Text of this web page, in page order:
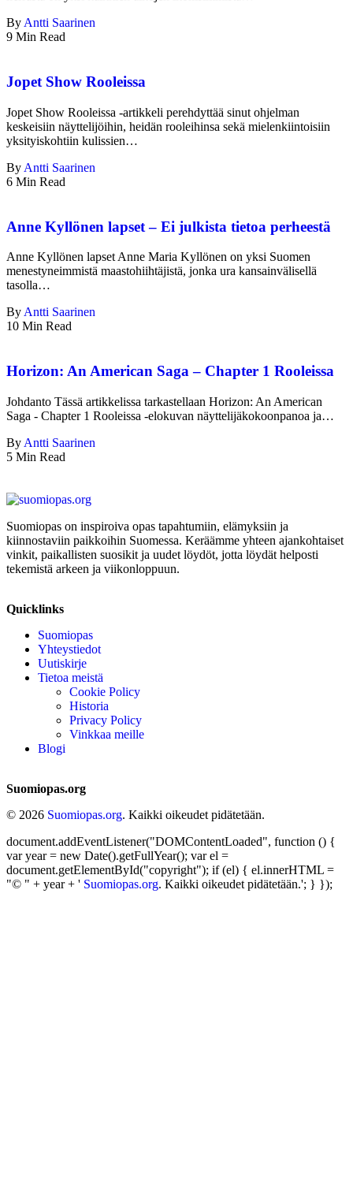
By Antti Saarinen
9 Min Read
Jopet Show Rooleissa
Jopet Show Rooleissa -artikkeli perehdyttää sinut ohjelman
keskeisiin näyttelijöihin, heidän rooleihinsa sekä mielenkiintoisiin
yksityiskohtiin kulissien…
By Antti Saarinen
6 Min Read
Anne Kyllönen lapset – Ei julkista tietoa perheestä
Anne Kyllönen lapset Anne Maria Kyllönen on yksi Suomen
menestyneimmistä maastohiihtäjistä, jonka ura kansainvälisellä
tasolla…
By Antti Saarinen
10 Min Read
Horizon: An American Saga – Chapter 1 Rooleissa
Johdanto Tässä artikkelissa tarkastellaan Horizon: An American
Saga - Chapter 1 Rooleissa -elokuvan näyttelijäkokoonpanoa ja…
By Antti Saarinen
5 Min Read
Suomiopas on inspiroiva opas tapahtumiin, elämyksiin ja
kiinnostaviin paikkoihin Suomessa. Keräämme yhteen ajankohtaiset
vinkit, paikallisten suosikit ja uudet löydöt, jotta löydät helposti
tekemistä arkeen ja viikonloppuun.
Quicklinks
Suomiopas
Yhteystiedot
Uutiskirje
Tietoa meistä
Cookie Policy
Historia
Privacy Policy
Vinkkaa meille
Blogi
Suomiopas.org
© 2026 Suomiopas.org. Kaikki oikeudet pidätetään.
document.addEventListener("DOMContentLoaded", function () {
var year = new Date().getFullYear(); var el =
document.getElementById("copyright"); if (el) { el.innerHTML =
"© " + year + ' Suomiopas.org. Kaikki oikeudet pidätetään.'; } });